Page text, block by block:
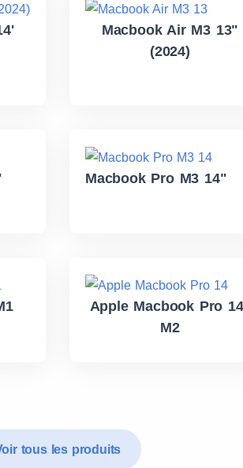
Macbook Air M3 13"
(2024)
Macbook Pro M3 14"
Apple Macbook Pro
M2
tous les produits